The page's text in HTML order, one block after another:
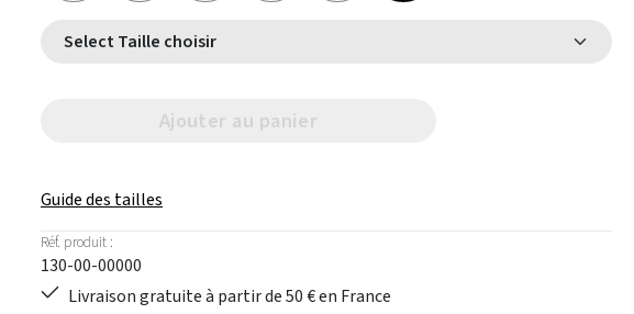
Select Taille choisir
Ajouter au panier
Guide des tailles
Réf. produit :
130-00-00000
Livraison gratuite à partir de 50 € en France